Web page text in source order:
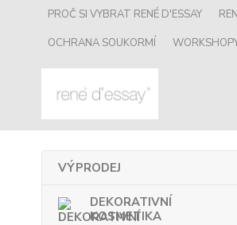
PROČ SI VYBRAT RENÉ D'ESSAY
OCHRANA SOUKORMÍ
VÝPRODEJ
DEKORATIVNÍ
KOSMETIKA